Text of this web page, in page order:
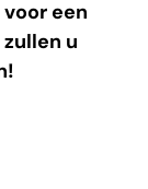
een
u